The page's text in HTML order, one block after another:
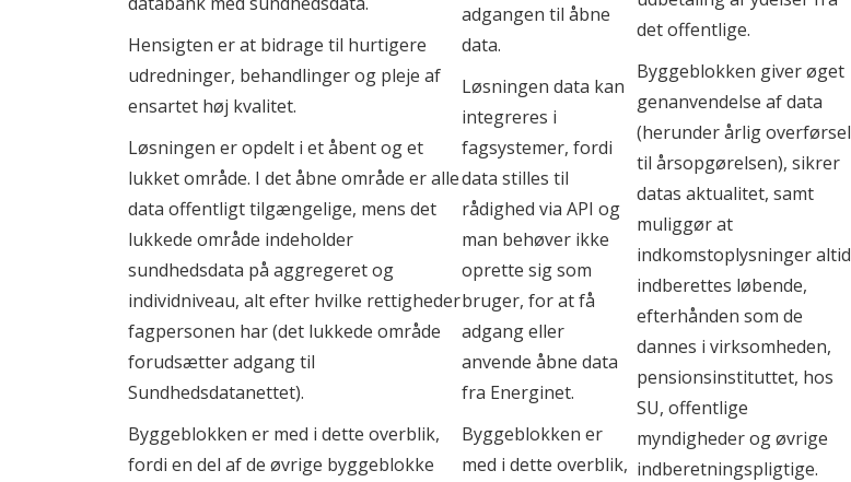
Tværgående digitalt overblik
Referencearkitektur for tværgående digitalt overblik for borgere og
virksomheder
Observation og måling
Referencearkitektur for observation og måling
Introduktion til vejledning til arkitekturdokumentation med Archimate
Introduktion til vejledning om arkitekturmetode
Hensigten er at bidrage til hurtigere
udredninger, behandlinger og pleje af
ensartet høj kvalitet.
Løsningen er opdelt i et åbent og et
lukket område. I det åbne område er alle
data offentligt tilgængelige, mens det
lukkede område indeholder
sundhedsdata på aggregeret og
individniveau, alt efter hvilke rettigheder
fagpersonen har (det lukkede område
forudsætter adgang til
Sundhedsdatanettet).
Byggeblokken er med i dette overblik,
fordi en del af de øvrige byggeblokke
adgangen til åbne
data.
Løsningen data kan
integreres i
fagsystemer, fordi
data stilles til
rådighed via API og
man behøver ikke
oprette sig som
bruger, for at få
adgang eller
anvende åbne data
fra Energinet.
Byggeblokken er
med i dette overblik,
det offentlige.
Byggeblokken giver øget
genanvendelse af data
(herunder årlig overførsel
til årsopgørelsen), sikrer
datas aktualitet, samt
muliggør at
indkomstoplysninger altid
indberettes løbende,
efterhånden som de
dannes i virksomheden,
pensionsinstituttet, hos
SU, offentlige
myndigheder og øvrige
indberetningspligtige.